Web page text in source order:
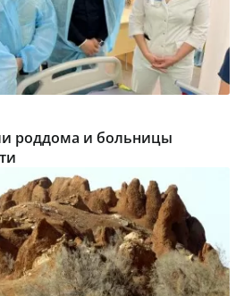
роддома и больницы